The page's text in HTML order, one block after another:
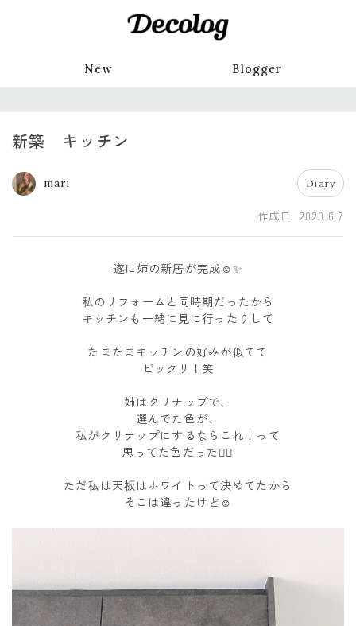
New Blogger
新築 キッチン
mari Diary
作成日: 2020.6.7
遂に姉の新居が完成☺️✨
私のリフォームと同時期だったから
キッチンも一緒に見に行ったりして
たまたまキッチンの好みが似てて
ビックリ！笑
姉はクリナップで、
選んでた色が、
私がクリナップにするならこれ！って
思ってた色だった💁‍♀️
ただ私は天板はホワイトって決めてたから
そこは違ったけど☺️